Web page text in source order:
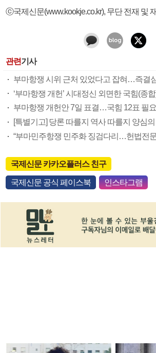
ⓒ국제신문(www.kookje.co.kr), 무단 전재 및
관련기사
‘부마항쟁 개헌’ 시대정신 외면한 국힘(종
부마항쟁 개헌안 7일 표결…국힘 12표 필
[특별기고] 당론 따를지 역사 따를지 양심
“부마민주항쟁 민주화 징검다리…헌법전
국제신문 카카오플러스 친구
국제신문 공식 페이스북 인스타그램